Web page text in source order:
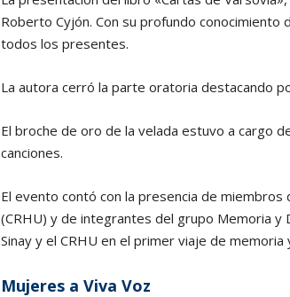
Roberto Cyjón. Con su profundo
todos los presentes.
La autora cerró la parte oratoria destacando
El broche de oro de la velada estuvo a cargo
canciones.
El evento contó con la presencia de
(CRHU) y de integrantes del grupo Memoria y
Sinay y el CRHU en el primer viaje de
Mujeres a Viva Voz